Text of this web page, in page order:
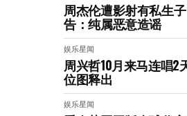
周杰伦遭影射有私生
告：纯属恶意造谣
娱乐星闻
周兴哲10月来马连唱2
位图释出
娱乐星闻